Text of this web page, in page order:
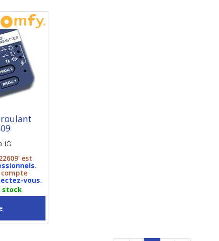
IO
est
.
compte
vous.
stock